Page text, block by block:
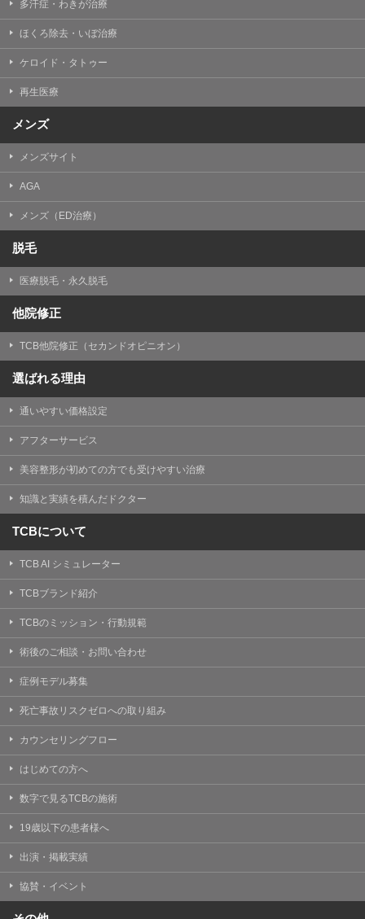
多汗症・わきが治療
ほくろ除去・いぼ治療
ケロイド・タトゥー
再生医療
メンズ
メンズサイト
AGA
メンズ（ED治療）
脱毛
医療脱毛・永久脱毛
他院修正
TCB他院修正（セカンドオピニオン）
選ばれる理由
通いやすい価格設定
アフターサービス
美容整形が初めての方でも受けやすい治療
知識と実績を積んだドクター
TCBについて
TCB AI シミュレーター
TCBブランド紹介
TCBのミッション・行動規範
術後のご相談・お問い合わせ
症例モデル募集
死亡事故リスクゼロへの取り組み
カウンセリングフロー
はじめての方へ
数字で見るTCBの施術
19歳以下の患者様へ
出演・掲載実績
協賛・イベント